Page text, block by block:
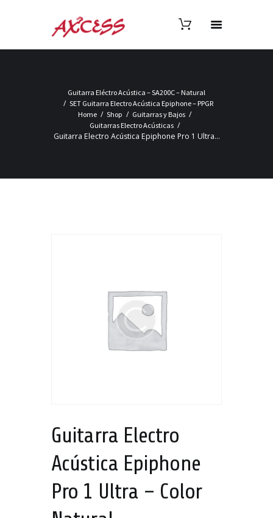
Guitarra Eléctro Acústica – SA200C – Natural
SET Guitarra Electro Acústica Epiphone – PPGR
Home
Shop
Guitarras y Bajos
Guitarras Electro Acústicas
Guitarra Electro Acústica Epiphone Pro 1 Ultra...
Guitarra Electro
Acústica Epiphone
Pro 1 Ultra – Color